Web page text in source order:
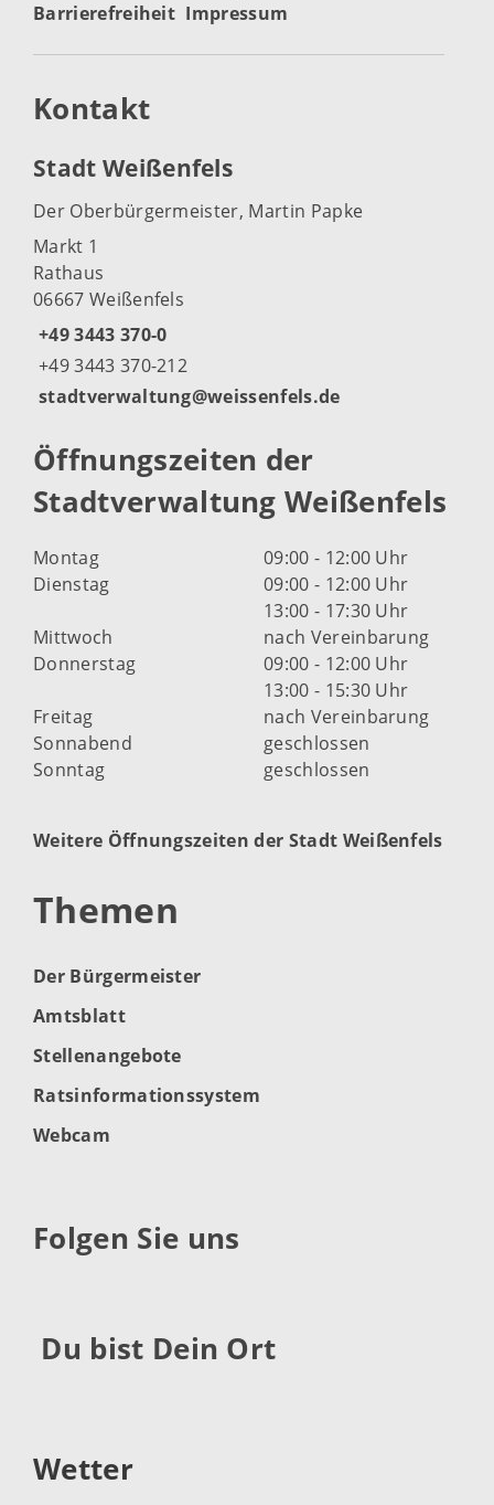
Barrierefreiheit Impressum
Kontakt
Stadt Weißenfels
Der Oberbürgermeister, Martin Papke
Markt 1
Rathaus
06667 Weißenfels
+49 3443 370-0
+49 3443 370-212
stadtverwaltung@weissenfels.de
Öffnungszeiten der
Stadtverwaltung Weißenfels
Montag
09:00 - 12:00 Uhr
Dienstag
09:00 - 12:00 Uhr
13:00 - 17:30 Uhr
Mittwoch
nach Vereinbarung
Donnerstag
09:00 - 12:00 Uhr
13:00 - 15:30 Uhr
Freitag
nach Vereinbarung
Sonnabend
geschlossen
Sonntag
geschlossen
Weitere Öffnungszeiten der Stadt Weißenfels
Themen
Der Bürgermeister
Amtsblatt
Stellenangebote
Ratsinformationssystem
Webcam
Folgen Sie uns
Du bist Dein Ort
Wetter